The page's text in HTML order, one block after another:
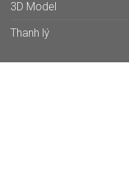
3D Model
Thanh lý